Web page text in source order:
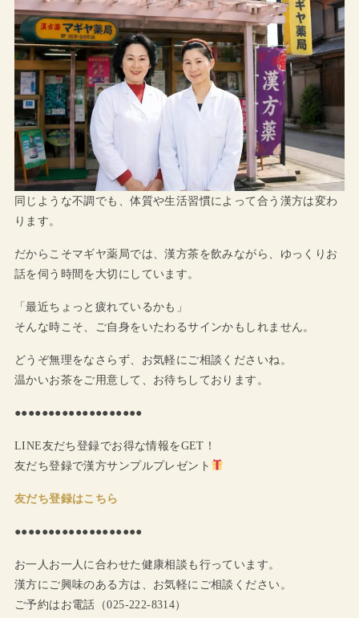
同じような不調でも、体質や生活習慣によって合う漢方は変わ
ります。
だからこそマギヤ薬局では、漢方茶を飲みながら、ゆっくりお
話を伺う時間を大切にしています。
「最近ちょっと疲れているかも」
そんな時こそ、ご自身をいたわるサインかもしれません。
どうぞ無理をなさらず、お気軽にご相談くださいね。
温かいお茶をご用意して、お待ちしております。
●●●●●●●●●●●●●●●●●●●
LINE友だち登録でお得な情報をGET！
友だち登録で漢方サンプルプレゼント
友だち登録はこちら
●●●●●●●●●●●●●●●●●●●
お一人お一人に合わせた健康相談も行っています。
漢方にご興味のある方は、お気軽にご相談ください。
ご予約はお電話（025-222-8314）